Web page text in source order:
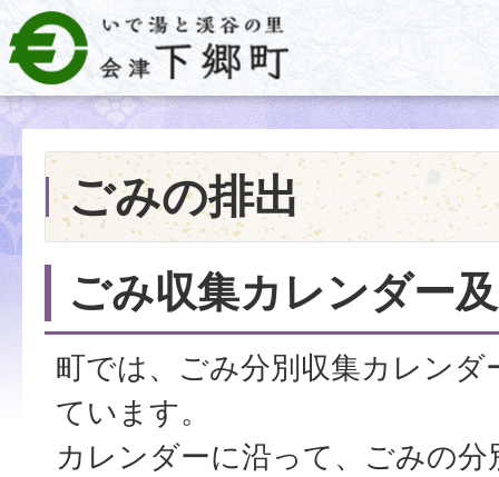
ごみの排出
ごみ収集カレンダー
町では、ごみ分別収集カレンダ
ています。
カレンダーに沿って、ごみの分